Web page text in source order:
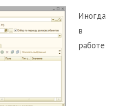
Иногда
в
работе